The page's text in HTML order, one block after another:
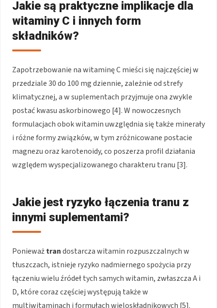
Jakie są praktyczne implikacje dla
witaminy C i innych form
składników?
Zapotrzebowanie na witaminę C mieści się najczęściej w
przedziale 30 do 100 mg dziennie, zależnie od strefy
klimatycznej, a w suplementach przyjmuje ona zwykle
postać kwasu askorbinowego [4]. W nowoczesnych
formulacjach obok witamin uwzględnia się także minerały
i różne formy związków, w tym zróżnicowane postacie
magnezu oraz karotenoidy, co poszerza profil działania
względem wyspecjalizowanego charakteru tranu [3].
Jakie jest ryzyko łączenia tranu z
innymi suplementami?
Ponieważtrandostarcza witamin rozpuszczalnych w
tłuszczach, istnieje ryzyko nadmiernego spożycia przy
łączeniu wielu źródeł tych samych witamin, zwłaszcza A i
D, które coraz częściej występują także w
multiwitaminach i formułach wieloskładnikowych [5].